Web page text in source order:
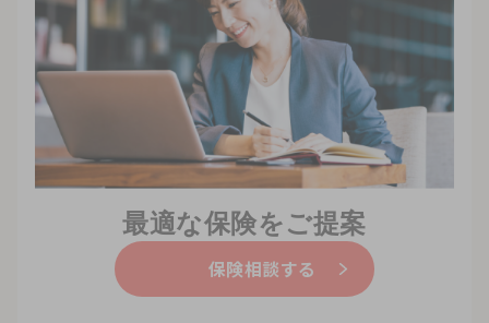
最適な保険をご提案
保険相談する